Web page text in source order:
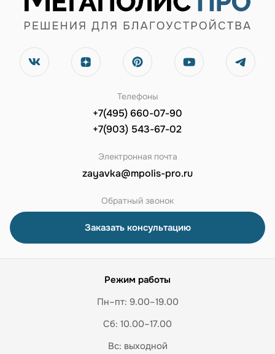
Телефоны
+7(495) 660-07-90
+7(903) 543-67-02
Электронная почта
zayavka@mpolis-pro.ru
Обратный звонок
Заказать консультацию
Режим работы
Пн–пт: 9.00–19.00
Сб: 10.00–17.00
Вс: выходной